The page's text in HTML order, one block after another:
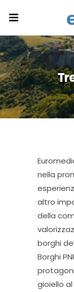
nella
altro
della
borghi
Borghi
gioiello